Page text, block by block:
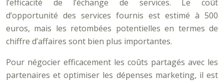
l’efficacité de l’échange de services. Le coût
d’opportunité des services fournis est estimé à 500
euros, mais les retombées potentielles en termes de
chiffre d’affaires sont bien plus importantes.
Pour négocier efficacement les coûts partagés avec les
partenaires et optimiser les dépenses marketing, il est